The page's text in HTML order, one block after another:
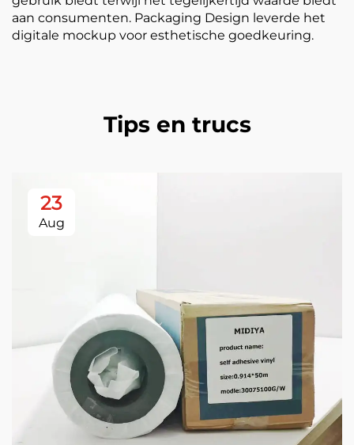
aan consumenten. Packaging Design leverde het
digitale mockup voor esthetische goedkeuring.
Tips en trucs
23
Aug